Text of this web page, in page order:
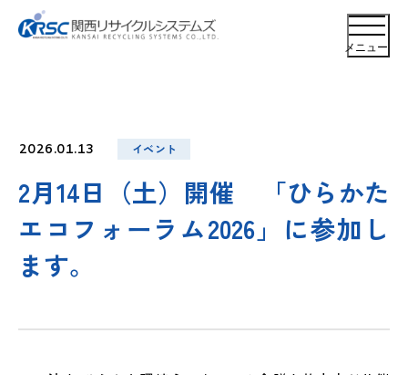
メニュー
2026.01.13 イベント
2月14日（土）開催 「ひらかた
エコフォーラム2026」に参加し
ます。